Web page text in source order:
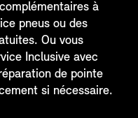
à
pneus ou des
Ou vous
Inclusive avec
de pointe
si nécessaire.